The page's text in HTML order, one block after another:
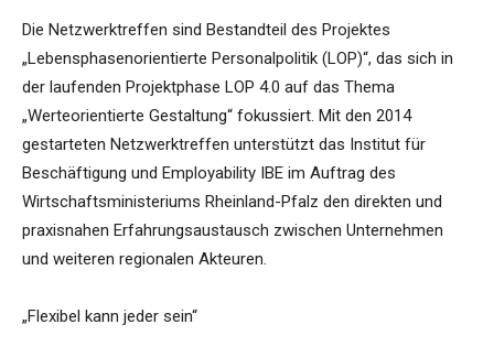
Die Netzwerktreffen sind Bestandteil des Projektes
„Lebensphasenorientierte Personalpolitik (LOP)“, das sich in
der laufenden Projektphase LOP 4.0 auf das Thema
„Werteorientierte Gestaltung“ fokussiert. Mit den 2014
gestarteten Netzwerktreffen unterstützt das Institut für
Beschäftigung und Employability IBE im Auftrag des
Wirtschaftsministeriums Rheinland-Pfalz den direkten und
praxisnahen Erfahrungsaustausch zwischen Unternehmen
und weiteren regionalen Akteuren.
„Flexibel kann jeder sein“